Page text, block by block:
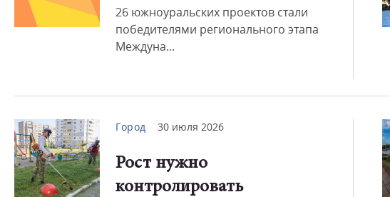
26 южноуральских проектов стали
победителями регионального этапа
Междуна...
Город 30 июля 2026
Рост нужно
контролировать